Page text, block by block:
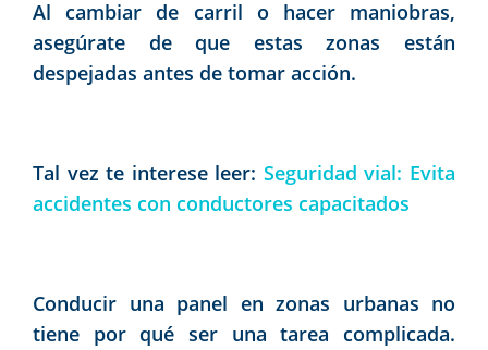
Al cambiar de carril o hacer maniobras,
asegúrate de que estas zonas están
despejadas antes de tomar acción.
Tal vez te interese leer: Seguridad vial: Evita
accidentes con conductores capacitados
Conducir una panel en zonas urbanas no
tiene por qué ser una tarea complicada.